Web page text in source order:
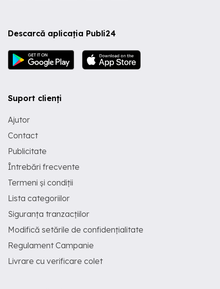
Descarcă aplicația Publi24
Suport clienți
Ajutor
Contact
Publicitate
Întrebări frecvente
Termeni și condiții
Lista categoriilor
Siguranța tranzacțiilor
Modifică setările de confidențialitate
Regulament Campanie
Livrare cu verificare colet